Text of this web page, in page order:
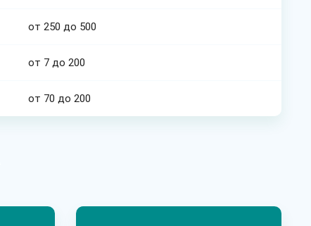
от 250 до 500
от 7 до 200
от 70 до 200